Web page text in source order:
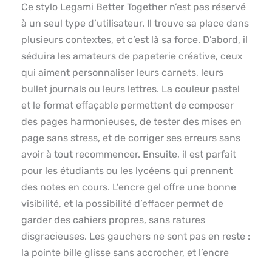
Ce stylo Legami Better Together n’est pas réservé
à un seul type d’utilisateur. Il trouve sa place dans
plusieurs contextes, et c’est là sa force. D’abord, il
séduira les amateurs de papeterie créative, ceux
qui aiment personnaliser leurs carnets, leurs
bullet journals ou leurs lettres. La couleur pastel
et le format effaçable permettent de composer
des pages harmonieuses, de tester des mises en
page sans stress, et de corriger ses erreurs sans
avoir à tout recommencer. Ensuite, il est parfait
pour les étudiants ou les lycéens qui prennent
des notes en cours. L’encre gel offre une bonne
visibilité, et la possibilité d’effacer permet de
garder des cahiers propres, sans ratures
disgracieuses. Les gauchers ne sont pas en reste :
la pointe bille glisse sans accrocher, et l’encre